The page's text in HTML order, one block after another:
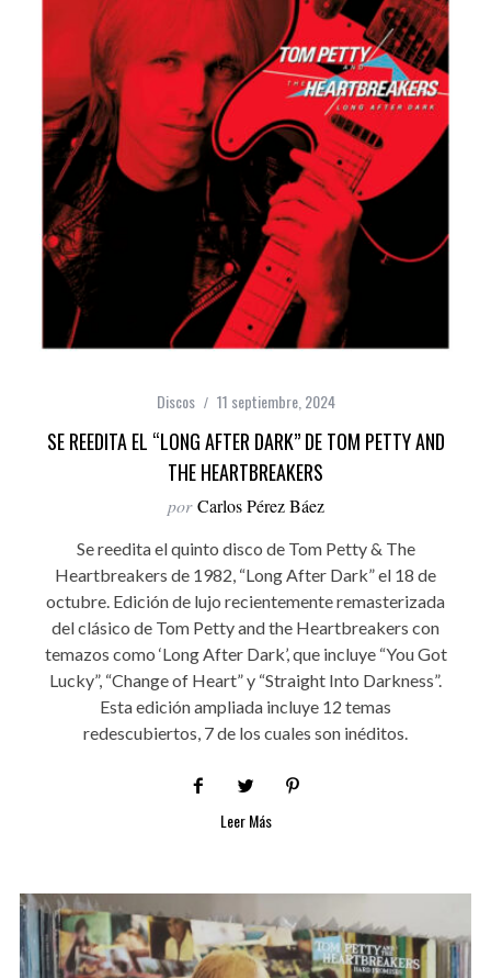
Discos 11 septiembre, 2024
SE REEDITA EL “LONG AFTER DARK” DE TOM PETTY AND
THE HEARTBREAKERS
por Carlos Pérez Báez
Se reedita el quinto disco de Tom Petty & The
Heartbreakers de 1982, “Long After Dark” el 18 de
octubre. Edición de lujo recientemente remasterizada
del clásico de Tom Petty and the Heartbreakers con
temazos como ‘Long After Dark’, que incluye “You Got
Lucky”, “Change of Heart” y “Straight Into Darkness”.
Esta edición ampliada incluye 12 temas
redescubiertos, 7 de los cuales son inéditos.
Leer Más